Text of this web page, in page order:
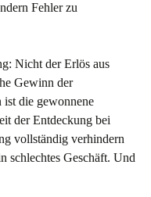
Fehler zu
Nicht der Erlös aus
Gewinn der
ist die gewonnene
der Entdeckung bei
vollständig verhindern
schlechtes Geschäft. Und